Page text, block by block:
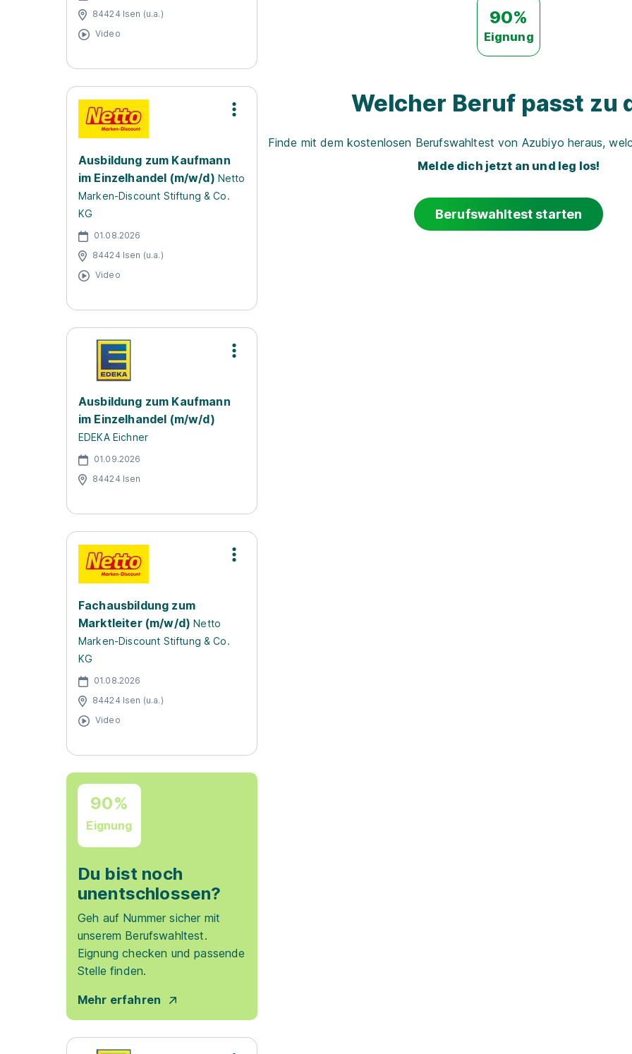
84424 Isen (u.a.)
Video
Ausbildung zum Kaufmann
im Einzelhandel (m/w/d) Netto
Marken-Discount Stiftung & Co.
KG
01.08.2026
84424 Isen (u.a.)
Video
Ausbildung zum Kaufmann
im Einzelhandel (m/w/d)
EDEKA Eichner
01.09.2026
84424 Isen
Fachausbildung zum
Marktleiter (m/w/d) Netto
Marken-Discount Stiftung & Co.
KG
01.08.2026
84424 Isen (u.a.)
Video
90%
Eignung
Du bist noch
unentschlossen?
Geh auf Nummer sicher mit
unserem Berufswahltest.
Eignung checken und passende
Stelle finden.
Mehr erfahren
90%
Eignung
Welcher Beruf passt zu
Finde mit dem kostenlosen Berufswahltest von Azubiyo heraus,
Melde dich jetzt an und leg los!
Berufswahltest starten